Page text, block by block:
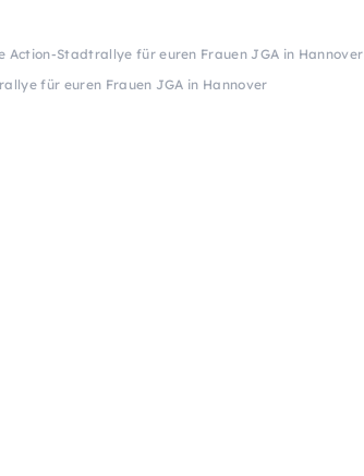
Action-Stadtrallye für euren Frauen JGA in Hannover
für euren Frauen JGA in Hannover